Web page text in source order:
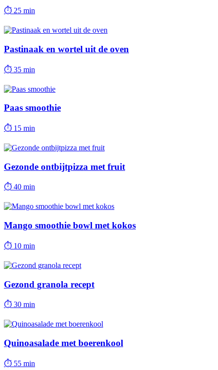
⏱ 25 min
Pastinaak en wortel uit de oven
⏱ 35 min
Paas smoothie
⏱ 15 min
Gezonde ontbijtpizza met fruit
⏱ 40 min
Mango smoothie bowl met kokos
⏱ 10 min
Gezond granola recept
⏱ 30 min
Quinoasalade met boerenkool
⏱ 55 min